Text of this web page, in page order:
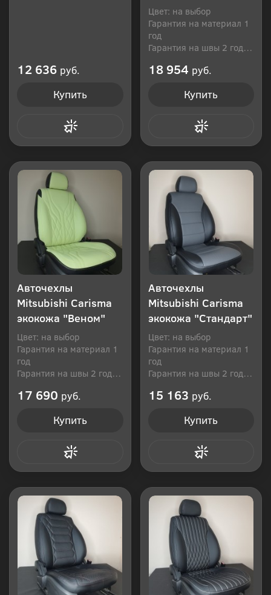
12 636 руб.
Купить
Цвет: на выбор
Гарантия на материал 1
год
Гарантия на швы 2 года
18 954 руб.
Купить
Авточехлы
Mitsubishi Carisma
экокожа "Веном"
Цвет: на выбор
Гарантия на материал 1
год
Гарантия на швы 2 года
17 690 руб.
Купить
Авточехлы
Mitsubishi Carisma
экокожа "Стандарт"
Цвет: на выбор
Гарантия на материал 1
год
Гарантия на швы 2 года
15 163 руб.
Купить